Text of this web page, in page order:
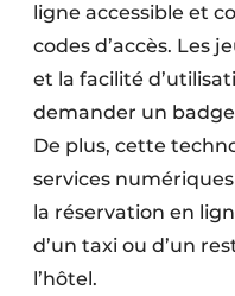
ligne accessible et
codes d’accès. Les
et la facilité
demander un
De plus, cette
services
la réservation en
d’un taxi ou d’un
l’hôtel.